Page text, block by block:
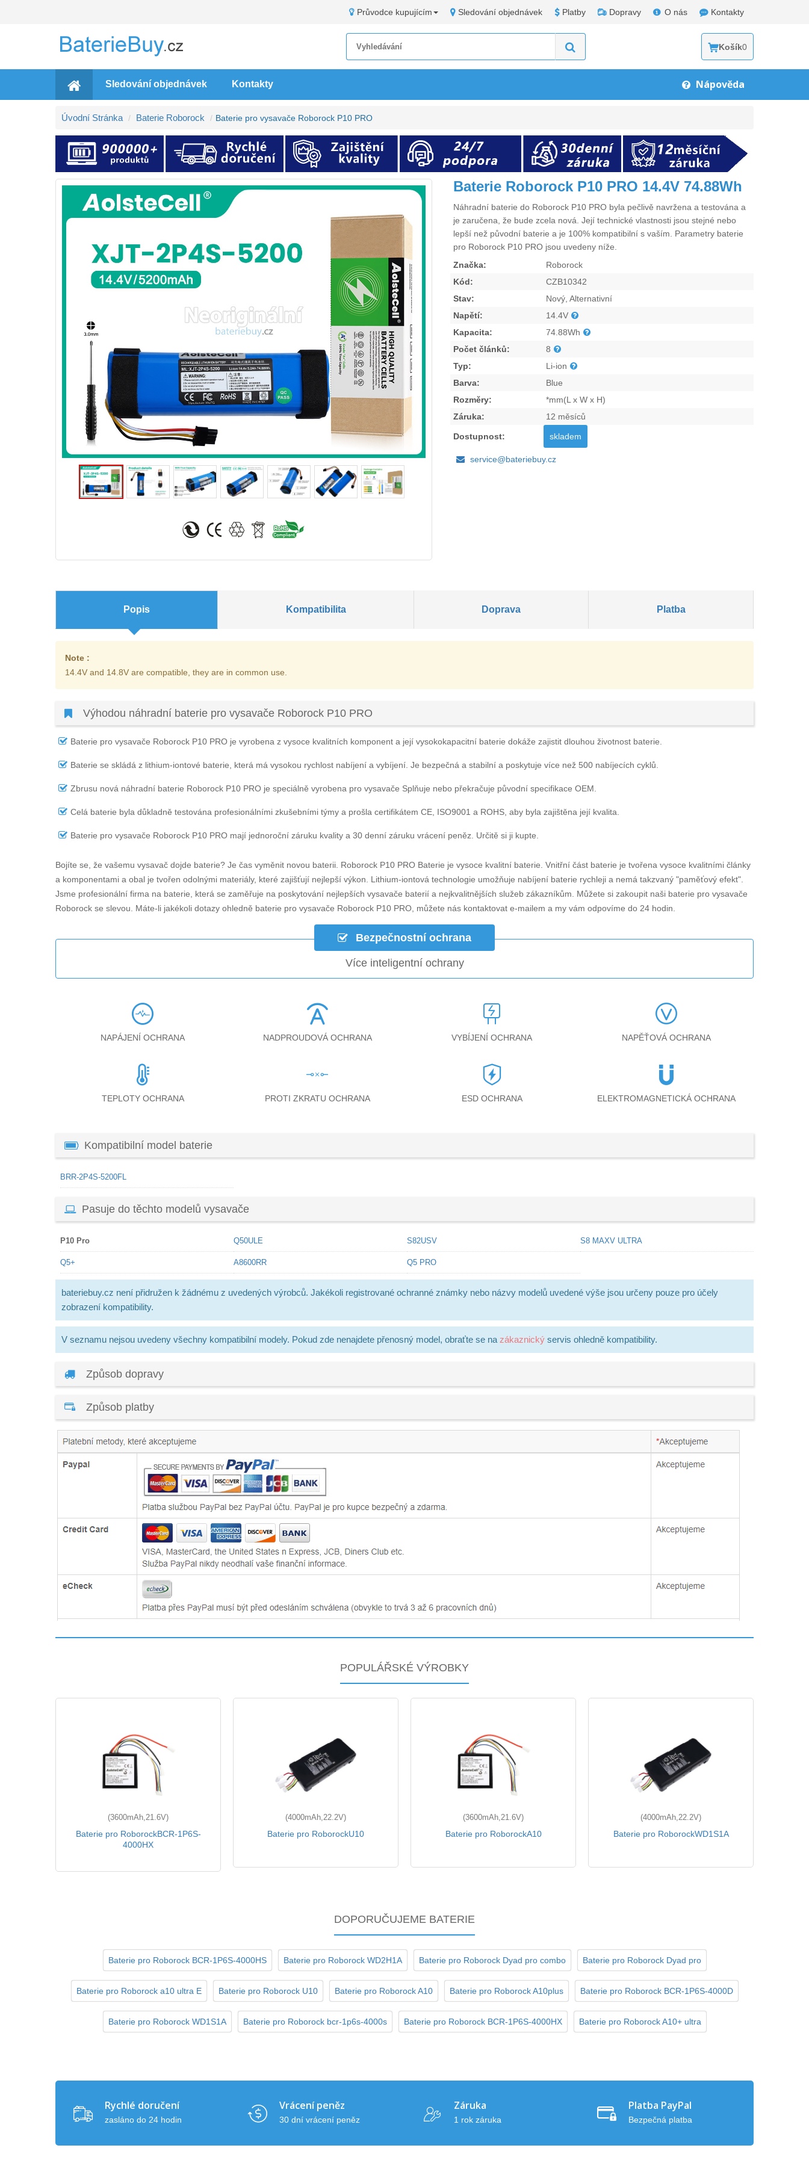
Průvodce kupujícím Sledování objednávek Platby Dopravy O nás Kontakty
Košík0
Sledování objednávek Kontakty Nápověda
Úvodní Stránka Baterie Roborock Baterie pro vysavače Roborock P10 PRO
Baterie Roborock P10 PRO 14.4V 74.88Wh
Náhradní baterie do Roborock P10 PRO byla pečlivě navržena a testována a
je zaručena, že bude zcela nová. Její technické vlastnosti jsou stejné nebo
lepší než původní baterie a je 100% kompatibilní s vaším. Parametry baterie
pro Roborock P10 PRO jsou uvedeny níže.
Značka:
Roborock
Kód:
CZB10342
Stav:
Nový, Alternativní
Napětí:
14.4V
Kapacita:
74.88Wh
Počet článků:
8
Typ:
Li-ion
Barva:
Blue
Rozměry:
*mm(L x W x H)
Záruka:
12 měsíců
Dostupnost: skladem
service@bateriebuy.cz
Popis Kompatibilita Doprava Platba
Note :
14.4V and 14.8V are compatible, they are in common use.
Výhodou náhradní baterie pro vysavače Roborock P10 PRO
Baterie pro vysavače Roborock P10 PRO je vyrobena z vysoce kvalitních komponent a její vysokokapacitní baterie dokáže zajistit dlouhou životnost baterie.
Baterie se skládá z lithium-iontové baterie, která má vysokou rychlost nabíjení a vybíjení. Je bezpečná a stabilní a poskytuje více než 500 nabíjecích cyklů.
Zbrusu nová náhradní baterie Roborock P10 PRO je speciálně vyrobena pro vysavače Splňuje nebo překračuje původní specifikace OEM.
Celá baterie byla důkladně testována profesionálními zkušebními týmy a prošla certifikátem CE, ISO9001 a ROHS, aby byla zajištěna její kvalita.
Baterie pro vysavače Roborock P10 PRO mají jednoroční záruku kvality a 30 denní záruku vrácení peněz. Určitě si ji kupte.
Bojíte se, že vašemu vysavač dojde baterie? Je čas vyměnit novou baterii. Roborock P10 PRO Baterie je vysoce kvalitní baterie. Vnitřní část baterie je tvořena vysoce kvalitními články
a komponentami a obal je tvořen odolnými materiály, které zajišťují nejlepší výkon. Lithium-iontová technologie umožňuje nabíjení baterie rychleji a nemá takzvaný "paměťový efekt".
Jsme profesionální firma na baterie, která se zaměřuje na poskytování nejlepších vysavače baterií a nejkvalitnějších služeb zákazníkům. Můžete si zakoupit naši baterie pro vysavače
Roborock se slevou. Máte-li jakékoli dotazy ohledně baterie pro vysavače Roborock P10 PRO , můžete nás kontaktovat e-mailem a my vám odpovíme do 24 hodin.
Bezpečnostní ochrana
Více inteligentní ochrany
NAPÁJENÍ OCHRANA NADPROUDOVÁ OCHRANA VYBÍJENÍ OCHRANA NAPĚŤOVÁ OCHRANA
TEPLOTY OCHRANA PROTI ZKRATU OCHRANA ESD OCHRANA ELEKTROMAGNETICKÁ OCHRANA
Kompatibilní model baterie
BRR-2P4S-5200FL
Pasuje do těchto modelů vysavače
P10 Pro Q50ULE S82USV S8 MAXV ULTRA
Q5+ A8600RR Q5 PRO
bateriebuy.cz není přidružen k žádnému z uvedených výrobců. Jakékoli registrované ochranné známky nebo názvy modelů uvedené výše jsou určeny pouze pro účely
zobrazení kompatibility.
V seznamu nejsou uvedeny všechny kompatibilní modely. Pokud zde nenajdete přenosný model, obraťte se na zákaznický servis ohledně kompatibility.
Způsob dopravy
Způsob platby
POPULÁŘSKÉ VÝROBKY
(3600mAh,21.6V)
Baterie pro RoborockBCR-1P6S-
4000HX
(4000mAh,22.2V)
Baterie pro RoborockU10
(3600mAh,21.6V)
Baterie pro RoborockA10
(4000mAh,22.2V)
Baterie pro RoborockWD1S1A
DOPORUČUJEME BATERIE
Baterie pro Roborock BCR-1P6S-4000HS Baterie pro Roborock WD2H1A Baterie pro Roborock Dyad pro combo Baterie pro Roborock Dyad pro
Baterie pro Roborock a10 ultra E Baterie pro Roborock U10 Baterie pro Roborock A10 Baterie pro Roborock A10plus Baterie pro Roborock BCR-1P6S-4000D
Baterie pro Roborock WD1S1A Baterie pro Roborock bcr-1p6s-4000s Baterie pro Roborock BCR-1P6S-4000HX Baterie pro Roborock A10+ ultra
Rychlé doručení
zasláno do 24 hodin
Vrácení peněz
30 dní vrácení peněz
Záruka
1 rok záruka
Platba PayPal
Bezpečná platba